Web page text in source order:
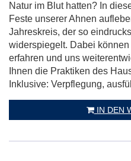
Natur im Blut hatten? In
Feste unserer Ahnen
Jahreskreis, der so
widerspiegelt. Dabei
erfahren und uns
Ihnen die Praktiken des
Inklusive: Verpflegung,
IN DEN